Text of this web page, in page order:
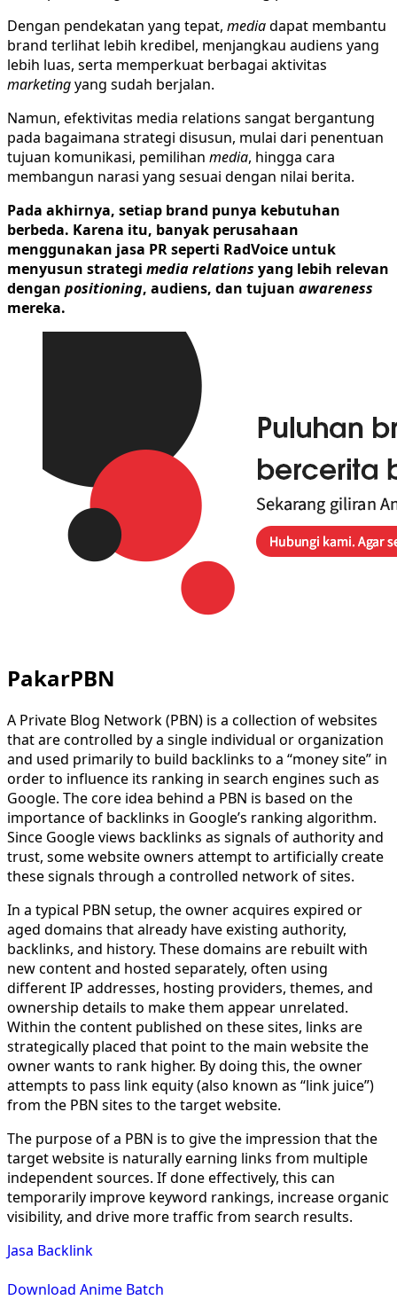
Dengan pendekatan yang tepat, mediadapat membantu
brand terlihat lebih kredibel, menjangkau audiens yang
lebih luas, serta memperkuat berbagai aktivitas
marketingyang sudah berjalan.
Namun, efektivitas media relations sangat bergantung
pada bagaimana strategi disusun, mulai dari penentuan
tujuan komunikasi, pemilihan media, hingga cara
membangun narasi yang sesuai dengan nilai berita.
Pada akhirnya, setiap brand punya kebutuhan
berbeda. Karena itu, banyak perusahaan
menggunakan jasa PR seperti RadVoice untuk
menyusun strategi media relations yang lebih relevan
dengan positioning, audiens, dan tujuan awareness
mereka.
PakarPBN
A Private Blog Network (PBN) is a collection of websites
that are controlled by a single individual or organization
and used primarily to build backlinks to a “money site” in
order to influence its ranking in search engines such as
Google. The core idea behind a PBN is based on the
importance of backlinks in Google’s ranking algorithm.
Since Google views backlinks as signals of authority and
trust, some website owners attempt to artificially create
these signals through a controlled network of sites.
In a typical PBN setup, the owner acquires expired or
aged domains that already have existing authority,
backlinks, and history. These domains are rebuilt with
new content and hosted separately, often using
different IP addresses, hosting providers, themes, and
ownership details to make them appear unrelated.
Within the content published on these sites, links are
strategically placed that point to the main website the
owner wants to rank higher. By doing this, the owner
attempts to pass link equity (also known as “link juice”)
from the PBN sites to the target website.
The purpose of a PBN is to give the impression that the
target website is naturally earning links from multiple
independent sources. If done effectively, this can
temporarily improve keyword rankings, increase organic
visibility, and drive more traffic from search results.
Jasa Backlink
Download Anime Batch